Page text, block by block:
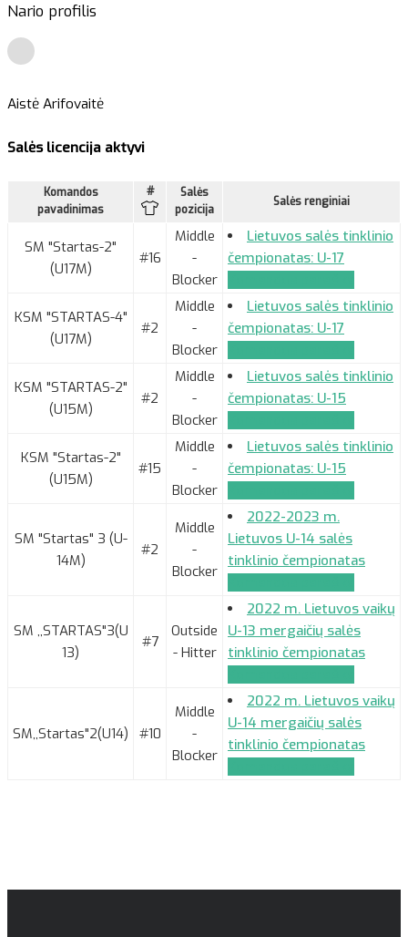
Nario profilis
Aistė Arifovaitė
Salės licencija aktyvi
Komandos
pavadinimas
#
Salės
pozicija
Salės renginiai
SM "Startas-2"
(U17M)
#16
Middle
-
Blocker
Lietuvos salės tinklinio
čempionatas: U-17
KSM "STARTAS-4"
(U17M)
#2
Middle
-
Blocker
Lietuvos salės tinklinio
čempionatas: U-17
KSM "STARTAS-2"
(U15M)
#2
Middle
-
Blocker
Lietuvos salės tinklinio
čempionatas: U-15
KSM "Startas-2"
(U15M)
#15
Middle
-
Blocker
Lietuvos salės tinklinio
čempionatas: U-15
SM "Startas" 3 (U-
14M)
#2
Middle
-
Blocker
2022-2023 m.
Lietuvos U-14 salės
tinklinio čempionatas
SM ,,STARTAS"3(U
13)
#7
Outside
- Hitter
2022 m. Lietuvos vaikų
U-13 mergaičių salės
tinklinio čempionatas
SM,,Startas"2(U14) #10
Middle
-
Blocker
2022 m. Lietuvos vaikų
U-14 mergaičių salės
tinklinio čempionatas